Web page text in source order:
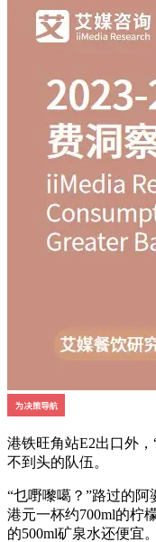
港铁旺角站E2出口外
不到头的队伍。
“乜嘢嚟噶？”路过的
港元一杯约700ml的柠
的500ml矿泉水还便宜。